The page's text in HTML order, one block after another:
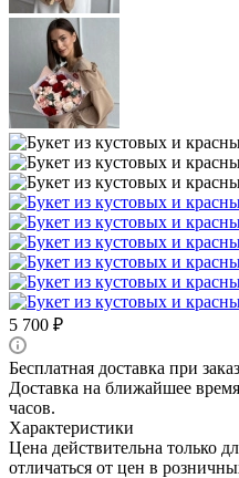
5 700 ₽
Бесплатная доставка при
Доставка на ближайшее
часов.
Характеристики
Цена действительна только
отличаться от цен в